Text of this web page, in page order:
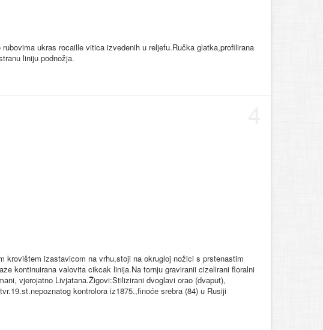
ukras rocaille vitica izvedenih u reljefu.Ručka glatka,profilirana
liniju podnožja.
krovištem izastavicom na vrhu,stoji na okrugloj nožici s prstenastim
kontinuirana valovita cikcak linija.Na tornju graviranii cizelirani floralni
vjerojatno Livjatana.Žigovi:Stilizirani dvoglavi orao (dvaput),
kontrolora iz1875.,finoće srebra (84) u Rusiji